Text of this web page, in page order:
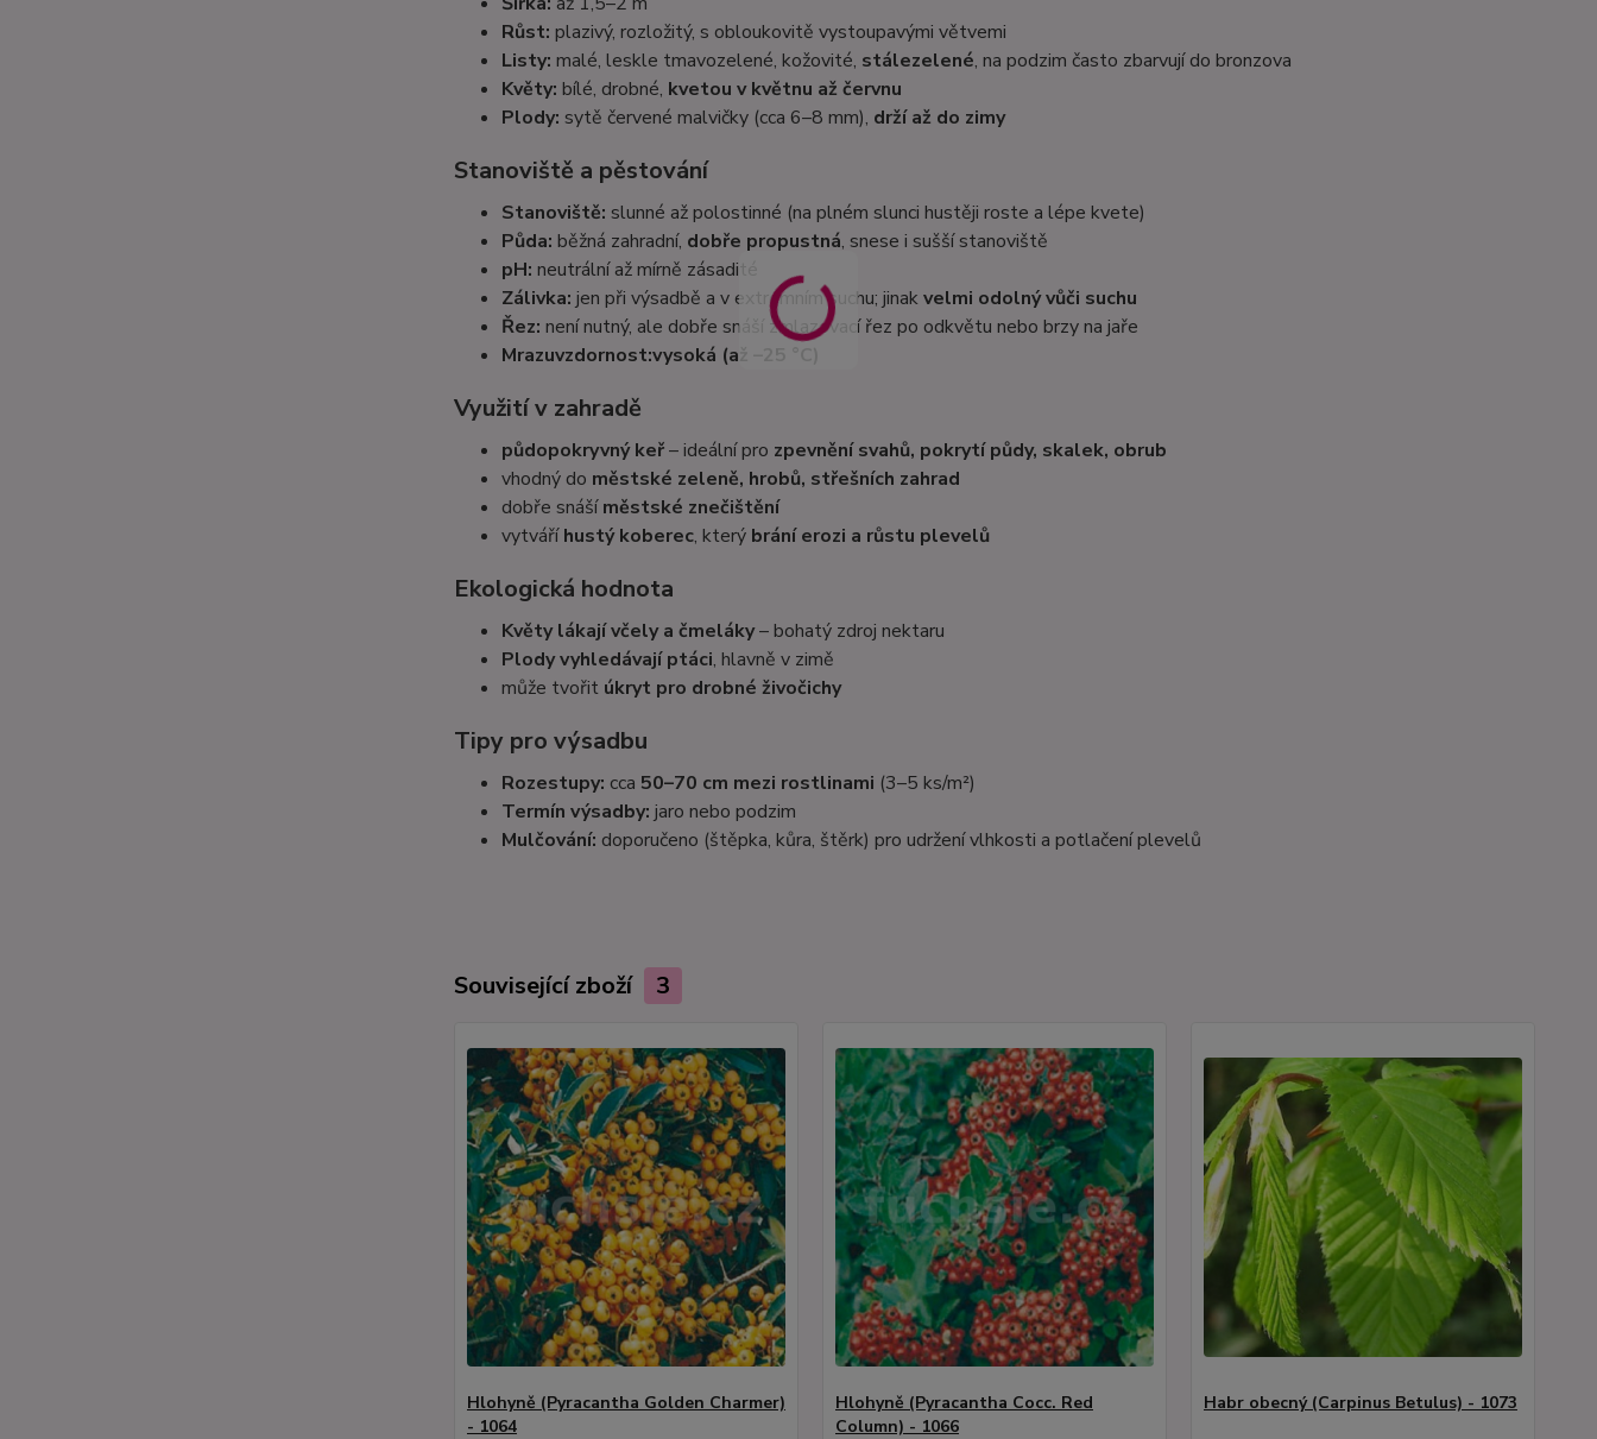
Růst: plazivý, rozložitý, s obloukovitě vystoupavými větvemi
Listy: malé, leskle tmavozelené, kožovité, stálezelené, na podzim často zbarvují do bronzova
Květy: bílé, drobné, kvetou v květnu až červnu
Plody: sytě červené malvičky (cca 6–8 mm), drží až do zimy
Stanoviště a pěstování
Stanoviště: slunné až polostinné (na plném slunci hustěji roste a lépe kvete)
Půda: běžná zahradní, dobře propustná, snese i sušší stanoviště
pH: neutrální až mírně zásadité
Zálivka: jen při výsadbě a v extrémním suchu; jinak velmi odolný vůči suchu
Řez: není nutný, ale dobře snáší zmlazovací řez po odkvětu nebo brzy na jaře
Mrazuvzdornost:vysoká (až –25 °C)
Využití v zahradě
půdopokryvný keř– ideální pro zpevnění svahů, pokrytí půdy, skalek, obrub
vhodný do městské zeleně, hrobů, střešních zahrad
dobře snášíměstské znečištění
vytváříhustý koberec, který brání erozi a růstu plevelů
Ekologická hodnota
Květy lákají včely a čmeláky– bohatý zdroj nektaru
Plody vyhledávají ptáci, hlavně v zimě
může tvořit úkryt pro drobné živočichy
Tipy pro výsadbu
Rozestupy: cca 50–70 cm mezi rostlinami (3–5 ks/m²)
Termín výsadby: jaro nebo podzim
Mulčování: doporučeno (štěpka, kůra, štěrk) pro udržení vlhkosti a potlačení plevelů
Související zboží 3
Hlohyně (Pyracantha Golden Charmer)
- 1064
Hlohyně (Pyracantha Cocc. Red
Column) - 1066
Habr obecný (Carpinus Betulus) - 1073